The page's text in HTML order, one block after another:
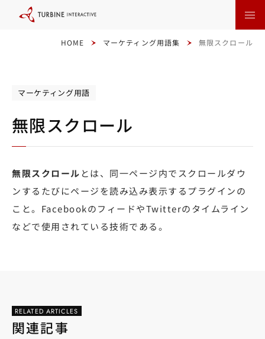
HOME マーケティング用語集 無限スクロール
マーケティング用語
無限スクロール
無限スクロール とは、同一ページ内でスクロールダウ
ンするたびにページを読み込み表示するプラグインの
こと。FacebookのフィードやTwitterのタイムライン
などで使用されている技術である。
RELATED ARTICLES
関連記事